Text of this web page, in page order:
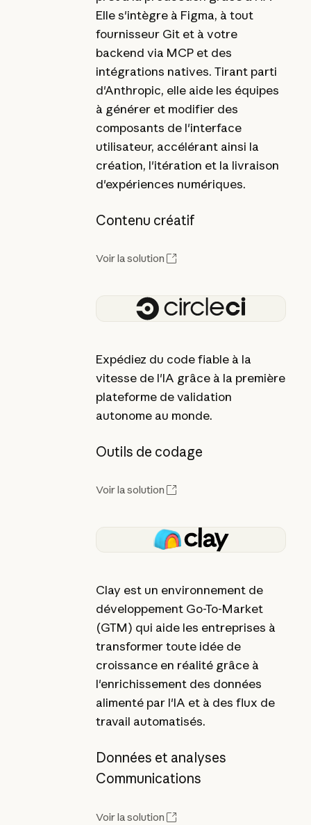
Elle s'intègre à Figma, à tout
fournisseur Git et à votre
backend via MCP et des
intégrations natives. Tirant parti
d'Anthropic, elle aide les équipes
à générer et modifier des
composants de l'interface
utilisateur, accélérant ainsi la
création, l'itération et la livraison
d'expériences numériques.
Contenu créatif
Voir la solution
Expédiez du code fiable à la
vitesse de l'IA grâce à la première
plateforme de validation
autonome au monde.
Outils de codage
Voir la solution
Clay est un environnement de
développement Go-To-Market
(GTM) qui aide les entreprises à
transformer toute idée de
croissance en réalité grâce à
l'enrichissement des données
alimenté par l'IA et à des flux de
travail automatisés.
Données et analyses
Communications
Voir la solution